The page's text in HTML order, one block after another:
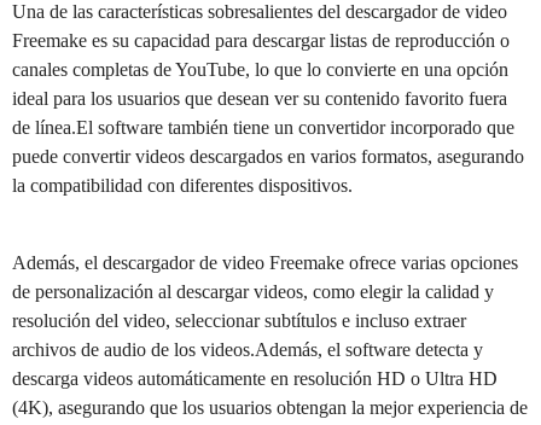
Una de las características sobresalientes del descargador de video
Freemake es su capacidad para descargar listas de reproducción o
canales completas de YouTube, lo que lo convierte en una opción
ideal para los usuarios que desean ver su contenido favorito fuera
de línea.El software también tiene un convertidor incorporado que
puede convertir videos descargados en varios formatos, asegurando
la compatibilidad con diferentes dispositivos.
Además, el descargador de video Freemake ofrece varias opciones
de personalización al descargar videos, como elegir la calidad y
resolución del video, seleccionar subtítulos e incluso extraer
archivos de audio de los videos.Además, el software detecta y
descarga videos automáticamente en resolución HD o Ultra HD
(4K), asegurando que los usuarios obtengan la mejor experiencia de